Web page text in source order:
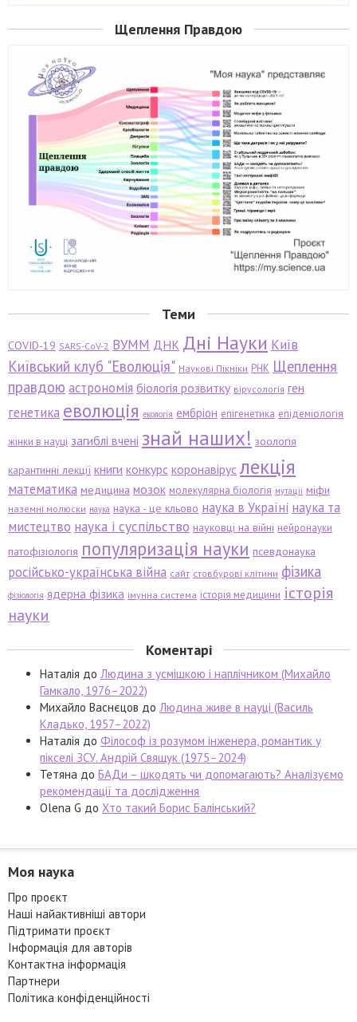
Щеплення Правдою
Теми
COVID-19 SARS-CoV-2 ВУММ ДНК Дні Науки Київ
Київський клуб "Еволюція" Наукові Пікніки РНК Щеплення
правдою астрономія біологія розвитку вірусологія ген
генетика еволюція екологія ембріон епігенетика епідеміологія
жінки в науці загиблі вчені знай наших! зоологія
карантинні лекції книги конкурс коронавірус лекція
математика медицина мозок молекулярна біологія мутації міфи
наземні молюски наука наука - це кльово наука в Україні наука та
мистецтво наука і суспільство науковці на війні нейронауки
патофізіологія популяризація науки псевдонаука
російсько-українська війна сайт стовбурові клітини фізика
фізіологія ядерна фізика імунна система історія медицини історія
науки
Коментарі
Наталія до Людина з усмішкою і наплічником (Михайло
Гамкало, 1976–2022)
Михайло Васнєцов до Людина живе в науці (Василь
Кладько, 1957–2022)
Наталія до Філософ із розумом інженера, романтик у
пікселі ЗСУ. Андрій Свящук (1975–2024)
Тетяна до БАДи – шкодять чи допомагають? Аналізуємо
рекомендації та дослідження
Olena G до Хто такий Борис Балінський?
Моя наука
Про проєкт
Наші найактивніші автори
Підтримати проєкт
Інформація для авторів
Контактна інформація
Партнери
Політика конфіденційності